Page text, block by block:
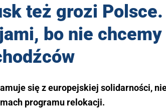
też grozi Polsce.
bo nie chcemy
się z europejskiej solidarności,
programu relokacji.